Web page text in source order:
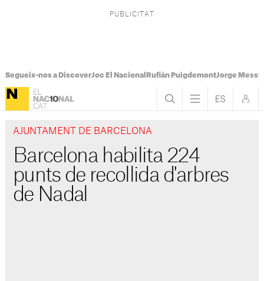
Segueix-nos a DiscoverJoc El Nacional Rufián PuigdemontJorge Messi
AJUNTAMENT DE BARCELONA
Barcelona habilita 224
punts de recollida d'arbres
de Nadal